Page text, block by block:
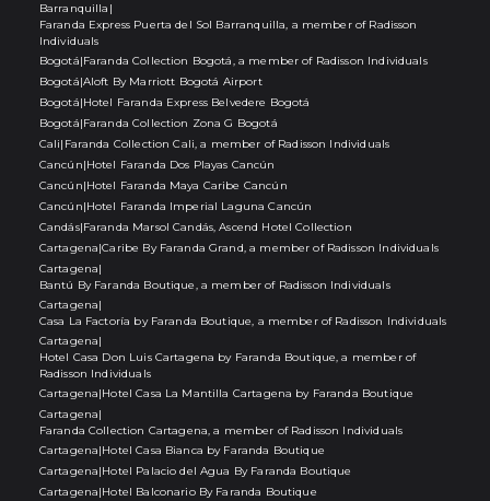
Barranquilla |
Faranda Express Puerta del Sol Barranquilla, a member of Radisson
Individuals
Bogotá|Faranda Collection Bogotá, a member of Radisson Individuals
Bogotá|Aloft By Marriott Bogotá Airport
Bogotá|Hotel Faranda Express Belvedere Bogotá
Bogotá|Faranda Collection Zona G Bogotá
Cali| Faranda Collection Cali, a member of Radisson Individuals
Cancún|Hotel Faranda Dos Playas Cancún
Cancún|Hotel Faranda Maya Caribe Cancún
Cancún|Hotel Faranda Imperial Laguna Cancún
Candás|Faranda Marsol Candás, Ascend Hotel Collection
Cartagena|Caribe By Faranda Grand, a member of Radisson Individuals
Cartagena|
Bantú By Faranda Boutique, a member of Radisson Individuals
Cartagena|
Casa La Factoría by Faranda Boutique, a member of Radisson Individuals
Cartagena|
Hotel Casa Don Luis Cartagena by Faranda Boutique, a member of
Radisson Individuals
Cartagena|Hotel Casa La Mantilla Cartagena by Faranda Boutique
Cartagena|
Faranda Collection Cartagena, a member of Radisson Individuals
Cartagena|Hotel Casa Bianca by Faranda Boutique
Cartagena|Hotel Palacio del Agua By Faranda Boutique
Cartagena|Hotel Balconario By Faranda Boutique